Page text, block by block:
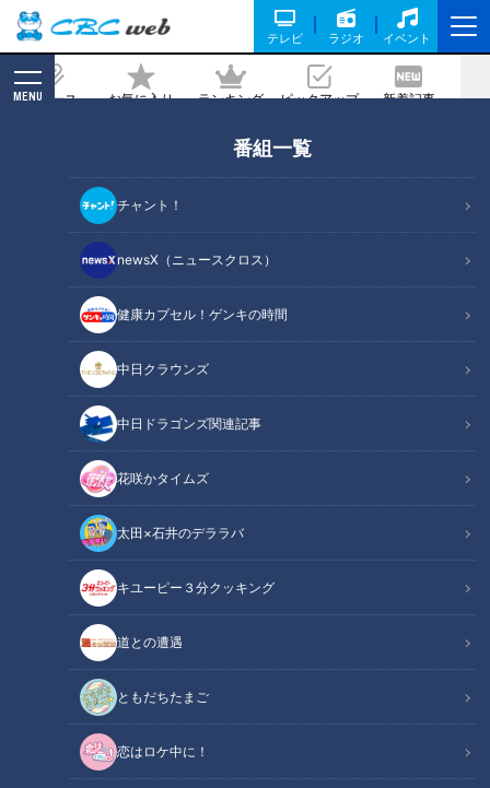
テレビ ラジオ イベント
ニュース お気に入り ランキング ピックアップ 新着記事
MENU
番組一覧
チャント！
newsX（ニュースクロス）
健康カプセル！ゲンキの時間
中日クラウンズ
中日ドラゴンズ関連記事
花咲かタイムズ
太田×石井のデララバ
キユーピー３分クッキング
道との遭遇
ともだちたまご
恋はロケ中に！
LATEST ARTICLES
学校の先生に伝えたい！
「差別と偏見」の現実 母が
語ったことは…CBCテレビ
定期配信型ドキュメンタリ
ー「ピエロと呼ばれた息
子」第３２話
ドキュメンタリー
ピエロと呼ばれた息子
2021/11/17 19:00
ドキュメンタリー
2021/11/17 17:00
2021年11月6日放送
注目の萌え断ショートケー
キ缶!圧巻のボリュームクレ
ープ!スイーツマニアの超人
気インスタグラマー激推し
の“進化系スイーツ"
花咲かタイムズ
うなずキング
2021/11/16 18:57
若狭敬一アナが名古屋港水
THE TIME,
2021/11/16 16:34